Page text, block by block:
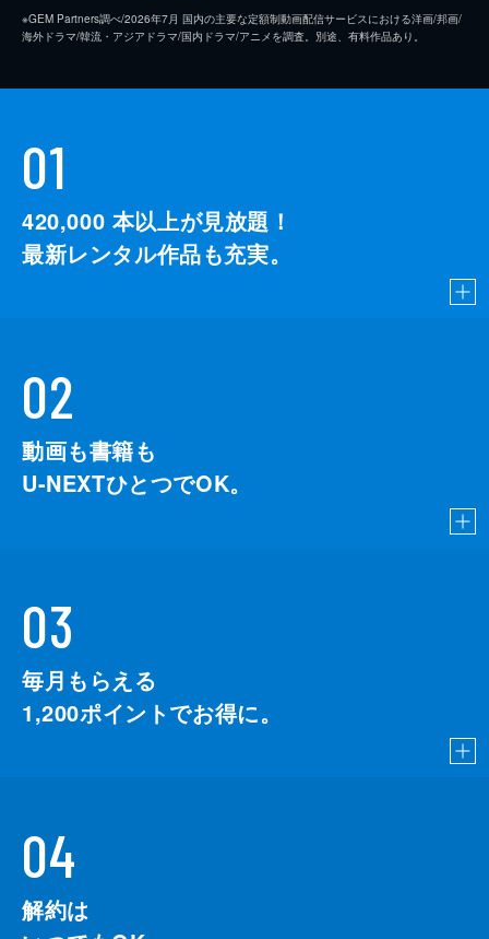
※GEM Partners調べ/2026年7⽉ 国内の主要な定額制動画配信サービスにおける洋画/邦画/
海外ドラマ/韓流・アジアドラマ/国内ドラマ/アニメを調査。別途、有料作品あり。
01
420,000 本以上が見放題！
最新レンタル作品も充実。
02
動画も書籍も
U-NEXTひとつでOK。
03
毎月もらえる
1,200ポイントでお得に。
04
解約は